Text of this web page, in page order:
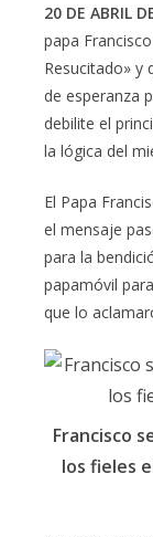
20 DE ABRIL
papa
Resucitado» y
de esperanza
debilite el
la lógica del
El Papa
el mensaje
para la
papamóvil
que lo
Francisco
los fieles